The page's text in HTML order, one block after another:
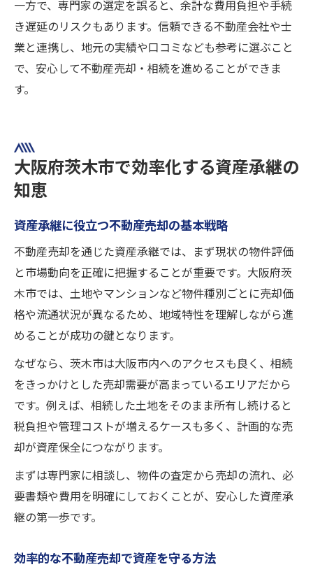
一方で、専門家の選定を誤ると、余計な費用負担や手続
き遅延のリスクもあります。信頼できる不動産会社や士
業と連携し、地元の実績や口コミなども参考に選ぶこと
で、安心して不動産売却・相続を進めることができま
す。
大阪府茨木市で効率化する資産承継の
知恵
資産承継に役立つ不動産売却の基本戦略
不動産売却を通じた資産承継では、まず現状の物件評価
と市場動向を正確に把握することが重要です。大阪府茨
木市では、土地やマンションなど物件種別ごとに売却価
格や流通状況が異なるため、地域特性を理解しながら進
めることが成功の鍵となります。
なぜなら、茨木市は大阪市内へのアクセスも良く、相続
をきっかけとした売却需要が高まっているエリアだから
です。例えば、相続した土地をそのまま所有し続けると
税負担や管理コストが増えるケースも多く、計画的な売
却が資産保全につながります。
まずは専門家に相談し、物件の査定から売却の流れ、必
要書類や費用を明確にしておくことが、安心した資産承
継の第一歩です。
効率的な不動産売却で資産を守る方法